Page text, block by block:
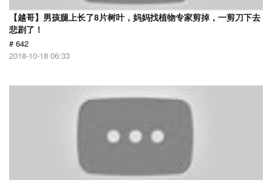
【越哥】男孩腿上长了8片树叶，妈妈找植物专家剪掉，一剪刀下去
悲剧了！
# 642
2018-10-18 06:33